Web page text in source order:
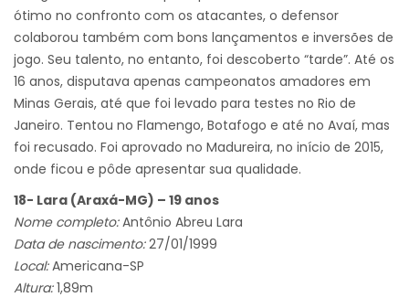
ótimo no confronto com os atacantes, o defensor
colaborou também com bons lançamentos e inversões de
jogo. Seu talento, no entanto, foi descoberto “tarde”. Até os
16 anos, disputava apenas campeonatos amadores em
Minas Gerais, até que foi levado para testes no Rio de
Janeiro. Tentou no Flamengo, Botafogo e até no Avaí, mas
foi recusado. Foi aprovado no Madureira, no início de 2015,
onde ficou e pôde apresentar sua qualidade.
18- Lara (Araxá-MG) – 19 anos
Nome completo:Antônio Abreu Lara
Data de nascimento:27/01/1999
Local:Americana-SP
Altura:1,89m